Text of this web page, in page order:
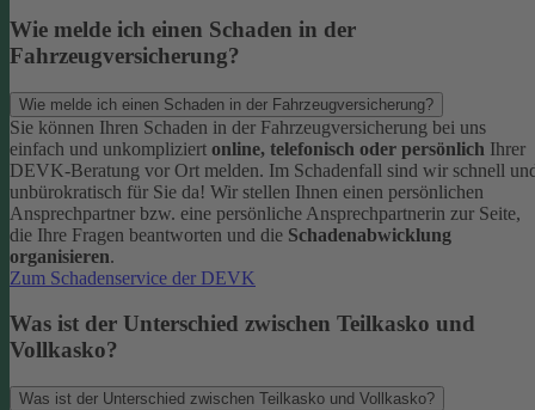
Wie melde ich einen Schaden in der
Fahrzeugversicherung?
Wie melde ich einen Schaden in der Fahrzeugversicherung?
Sie können Ihren Schaden in der Fahrzeugversicherung bei uns
einfach und unkompliziert online, telefonisch oder persönlich Ihrer
DEVK-Beratung vor Ort melden. Im Schadenfall sind wir schnell
unbürokratisch für Sie da! Wir stellen Ihnen einen persönlichen
Ansprechpartner bzw. eine persönliche Ansprechpartnerin zur Seite,
die Ihre Fragen beantworten und die Schadenabwicklung
organisieren.
Zum Schadenservice der DEVK
Was ist der Unterschied zwischen Teilkasko und
Vollkasko?
Was ist der Unterschied zwischen Teilkasko und Vollkasko?